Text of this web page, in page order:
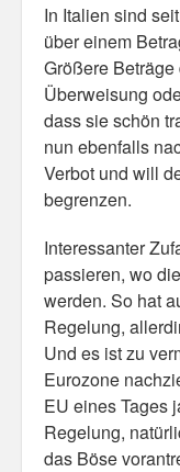
30 Day Missions
Travel
Gin & Tonic
Sideblog
In Italien sind
über einem
Größere
Überweisung
dass sie schön
nun ebenfalls
Verbot und will
begrenzen.
Interessanter
passieren, wo
werden. So hat
Regelung,
Und es ist zu
Eurozone
EU eines Tages
Regelung,
das Böse